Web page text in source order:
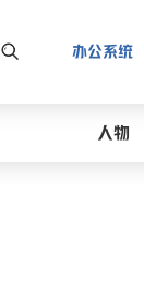
办公系统
人物